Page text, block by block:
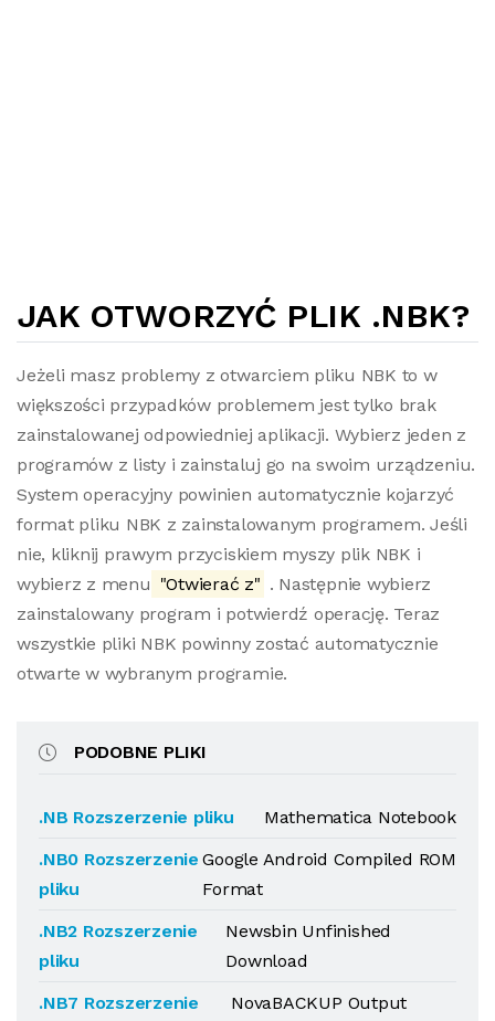
JAK OTWORZYĆ PLIK .NBK?
Jeżeli masz problemy z otwarciem pliku NBK to w
większości przypadków problemem jest tylko brak
zainstalowanej odpowiedniej aplikacji. Wybierz jeden z
programów z listy i zainstaluj go na swoim urządzeniu.
System operacyjny powinien automatycznie kojarzyć
format pliku NBK z zainstalowanym programem. Jeśli
nie, kliknij prawym przyciskiem myszy plik NBK i
wybierz z menu "Otwierać z" . Następnie wybierz
zainstalowany program i potwierdź operację. Teraz
wszystkie pliki NBK powinny zostać automatycznie
otwarte w wybranym programie.
PODOBNE PLIKI
.NB Rozszerzenie pliku
Mathematica Notebook
.NB0 Rozszerzenie
pliku
Google Android Compiled ROM
Format
.NB2 Rozszerzenie
pliku
Newsbin Unfinished
Download
.NB7 Rozszerzenie
NovaBACKUP Output